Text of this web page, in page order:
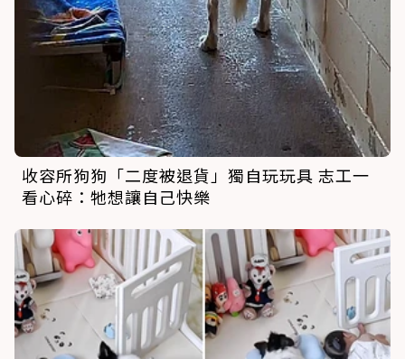
收容所狗狗「二度被退貨」獨自玩玩具 志工一
看心碎：牠想讓自己快樂